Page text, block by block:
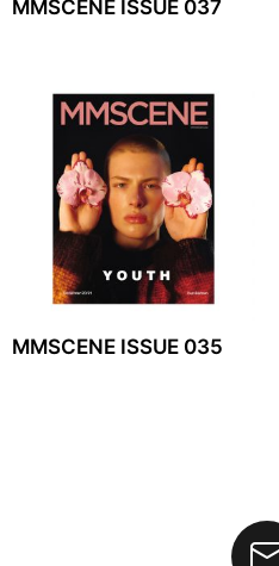
MMSCENE ISSUE 037
MMSCENE ISSUE 035